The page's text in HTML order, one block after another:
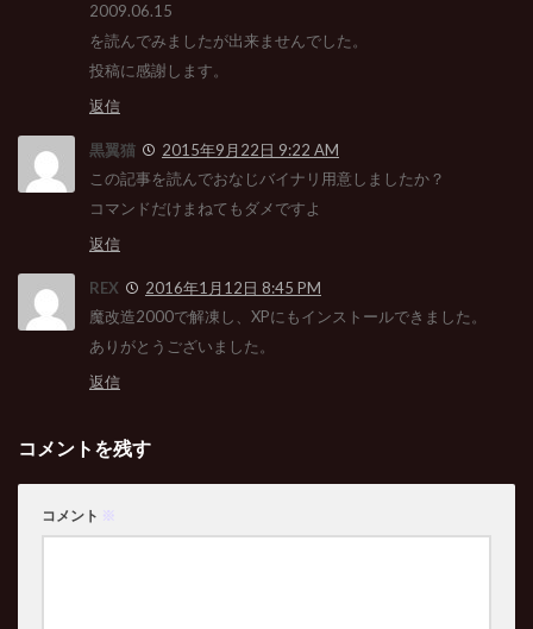
2009.06.15
を読んでみましたが出来ませんでした。
投稿に感謝します。
返信
黒翼猫
2015年9月22日 9:22 AM
この記事を読んでおなじバイナリ用意しましたか？
コマンドだけまねてもダメですよ
返信
REX
2016年1月12日 8:45 PM
魔改造2000で解凍し、XPにもインストールできました。
ありがとうございました。
返信
コメントを残す
コメント ※